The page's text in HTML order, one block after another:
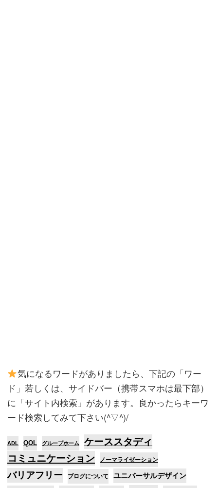
気になるワードがありましたら、下記の「ワー
ド」若しくは、サイドバー（携帯スマホは最下部）
に「サイト内検索」があります。良かったらキーワ
ード検索してみて下さい(^▽^)/
ADL QOL グループホーム
ケーススタディ
コミュニケーション
ノーマライゼーション
バリアフリー ブログについて ユニバーサルデザイン